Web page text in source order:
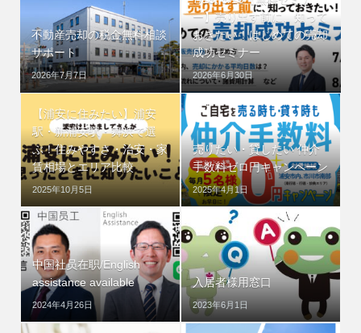
不動産売却の税金無料相談
サポート
2026年7月7日
ー】売り出す前に、知って
おきたい！はじめての売却
成功セミナー
2026年6月30日
【浦安に住みたい】浦安
駅・新浦安駅・舞浜で選
ぶ！住みやすさ・治安・家
賃相場とエリア比較
2025年10月5日
売りたい・貸したい 仲介
手数料ゼロ円キャンペーン
2025年4月1日
中国社员在职/English
assistance available
2024年4月26日
入居者様用窓口
2023年6月1日